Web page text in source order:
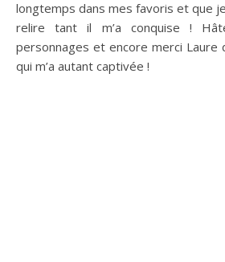
longtemps dans mes favoris et que
relire tant il m’a conquise !
personnages et encore merci Laure
qui m’a autant captivée !